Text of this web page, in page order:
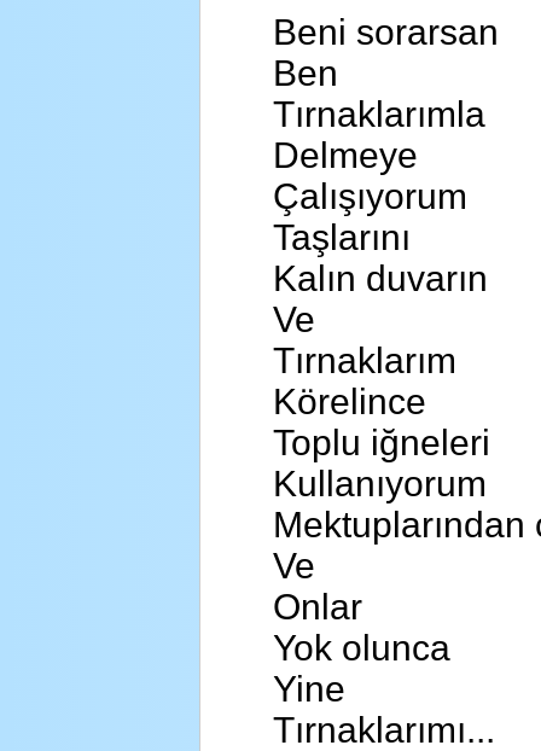
Beni sorarsan
Ben
Tırnaklarımla
Delmeye
Çalışıyorum
Taşlarını
Kalın duvarın
Ve
Tırnaklarım
Körelince
Toplu iğneleri
Kullanıyorum
Mektuplarından
Ve
Onlar
Yok olunca
Yine
Tırnaklarımı...